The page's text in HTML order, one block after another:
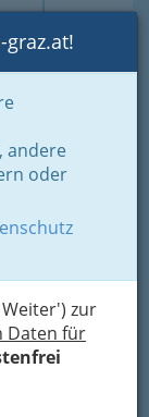
Toggle
andere
oder
zur
Daten für
Haus
und